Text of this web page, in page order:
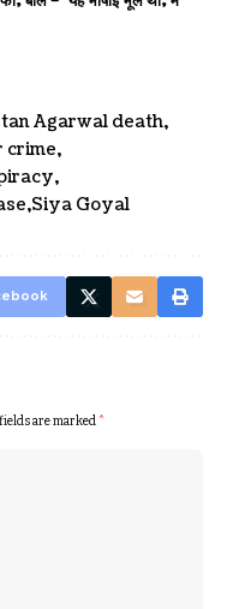
Agarwal death
Siya Goyal
are marked*